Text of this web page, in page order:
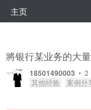
主页
將银行某业务的大
18501490003 • 2
其他经验
案例分